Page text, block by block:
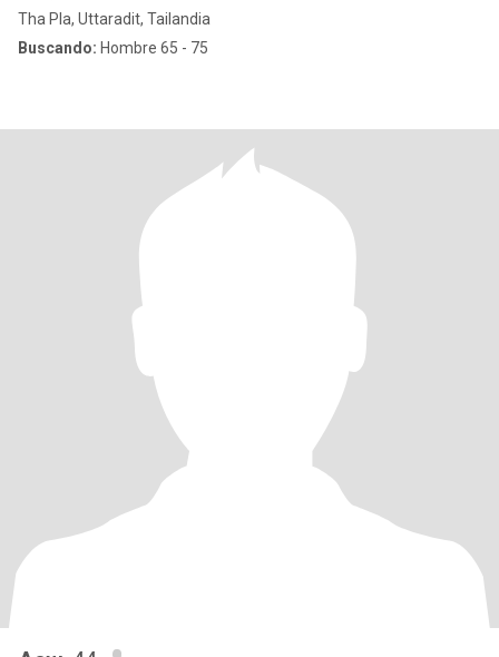
Tha Pla, Uttaradit, Tailandia
Buscando: Hombre 65 - 75